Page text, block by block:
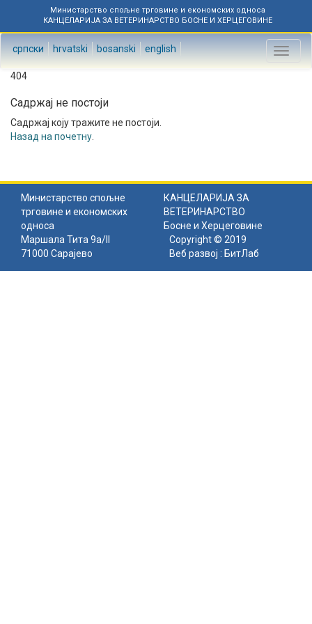
Министарство спољне трговине и економских односа
КАНЦЕЛАРИЈА ЗА ВЕТЕРИНАРСТВО БОСНЕ И ХЕРЦЕГОВИНЕ
српски hrvatski bosanski english
Toggle
404
Садржај не постоји
Садржај коју тражите не постоји.
Назад на почетну
Министарство спољне
трговине и економских
односа
КАНЦЕЛАРИЈА ЗА
ВЕТЕРИНАРСТВО
Босне и Херцеговине
Маршала Тита 9а/II
71000 Сарајево
Copyright © 2019
Веб развој : БитЛаб